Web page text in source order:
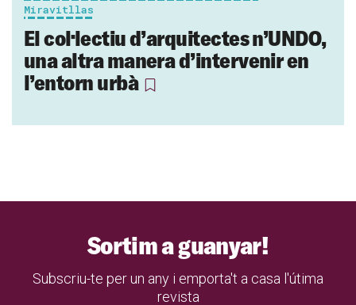
Miravitllas
El col·lectiu d’arquitectes n’UNDO,
una altra manera d’intervenir en
l’entorn urbà
Sortim a guanyar!
Subscriu-te per un any i emporta't a casa l'útima
revista